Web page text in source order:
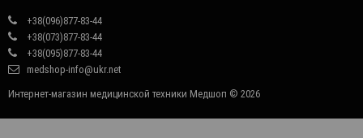
+38(096)877-83-44
+38(073)877-83-44
+38(095)877-83-44
medshop-info@ukr.net
Интернет-магазин медицинской техники Медшоп © 2026